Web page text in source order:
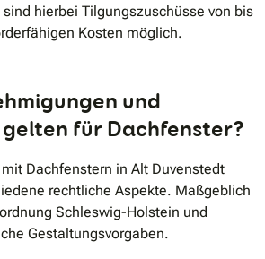
hierbei Tilgungszuschüsse von bis
Kosten möglich.
und
für Dachfenster?
Dachfenstern in Alt Duvenstedt
rechtliche Aspekte. Maßgeblich
Schleswig-Holstein und
Gestaltungsvorgaben.